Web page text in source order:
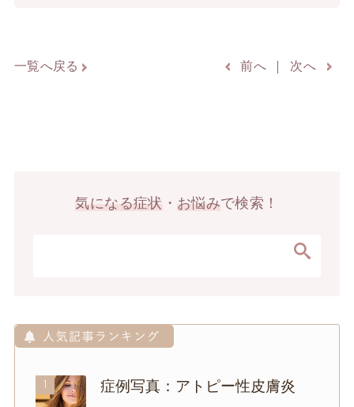
一覧へ戻る 前へ 次へ
気になる症状 ・ お悩みで検索！
1 症例写真：アトピー性皮膚炎